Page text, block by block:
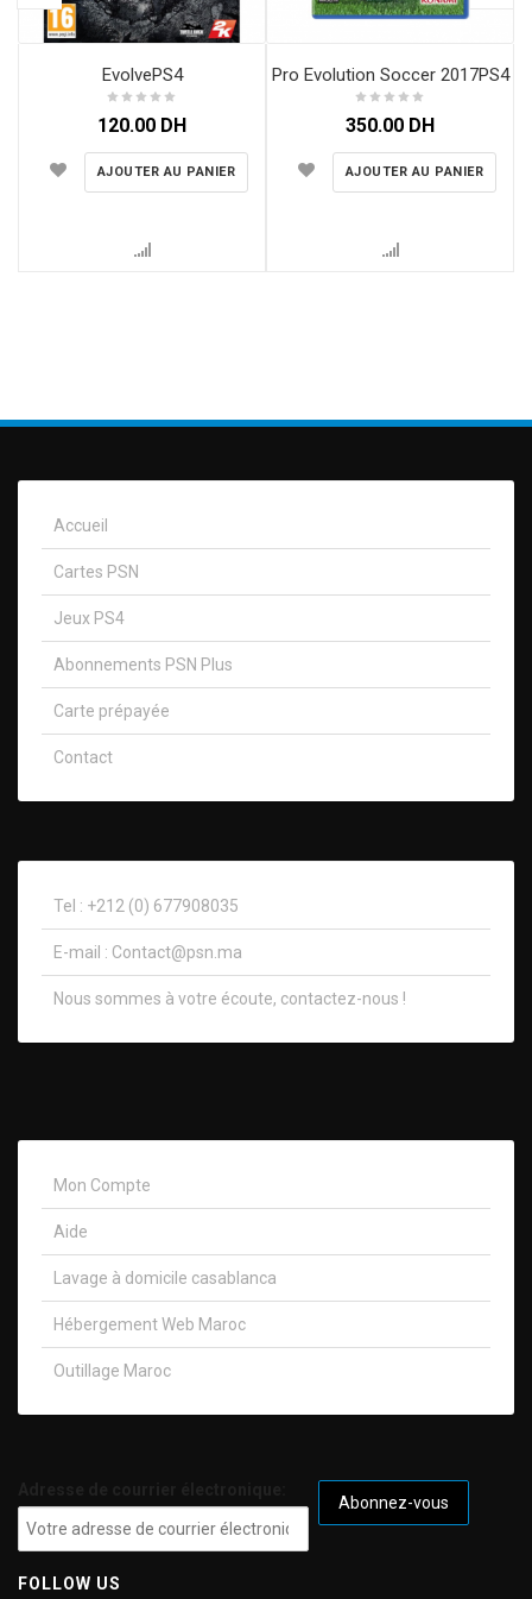
EvolvePS4
120.00 DH
AJOUTER AU PANIER
Pro Evolution Soccer 2017PS4
350.00 DH
AJOUTER AU PANIER
Accueil
Cartes PSN
Jeux PS4
Abonnements PSN Plus
Carte prépayée
Contact
Tel : +212 (0) 677908035
E-mail : Contact@psn.ma
Nous sommes à votre écoute, contactez-nous !​
Mon Compte
Aide
Lavage à domicile casablanca
Hébergement Web Maroc
Outillage Maroc
FOLLOW US